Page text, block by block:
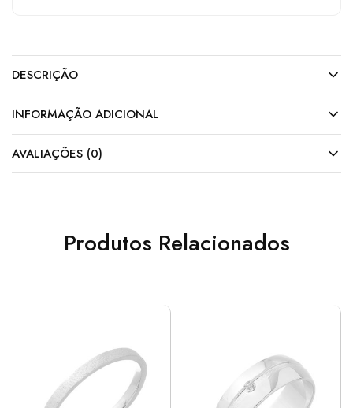
DESCRIÇÃO
INFORMAÇÃO ADICIONAL
AVALIAÇÕES (0)
Produtos Relacionados